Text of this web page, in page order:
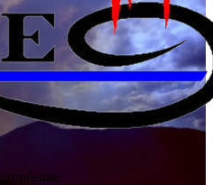
uropéenne